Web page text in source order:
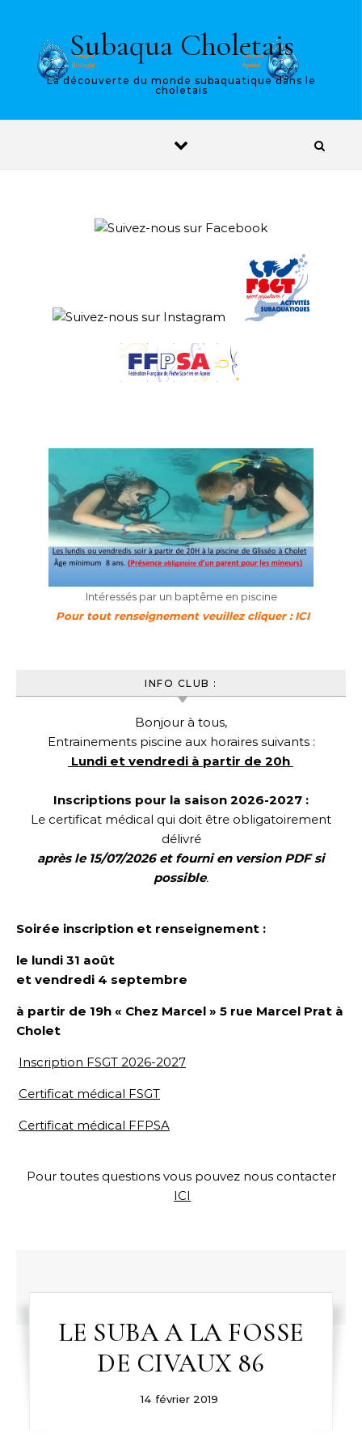
Subaqua Choletais
La découverte du monde subaquatique dans le
choletais
Intéressés par un baptême en piscine
Pour tout renseignement veuillez cliquer : ICI
INFO CLUB :
Bonjour à tous,
Entrainements piscine aux horaires suivants :
Lundi et vendredi à partir de 20h
Inscriptions pour la saison 2026-2027 :
Le certificat médical qui doit être obligatoirement
délivré
après le 15/07/2026 et fourni en version PDF si
possible.
Soirée inscription et renseignement :
le lundi 31 août
et vendredi 4 septembre
à partir de 19h « Chez Marcel » 5 rue Marcel Prat à
Cholet
Inscription FSGT 2026-2027
Certificat médical FSGT
Certificat médical FFPSA
Pour toutes questions vous pouvez nous contacter
ICI
LE SUBA A LA FOSSE
DE CIVAUX 86
14 février 2019